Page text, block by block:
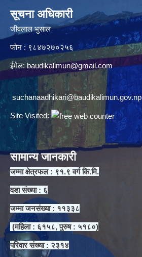
सूचना अधिकारी
जीवलाल भुसाल
फोन : ९८४७२७०२५६
ईमेल: baudikalimun@gmail.com
suchanaadhikari@baudikalimun.gov.np
Site Visited:
सामान्य जानकारी
जम्मा क्षेत्रफल : ९१.९ वर्ग कि.मि.
वडा संख्या : ६
जम्मा जनसंख्या : ११३३८
(महिला : ६१५८, पुरुष : ५१८०)
परिवार संख्या : २३१४